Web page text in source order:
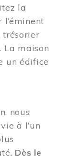
la
trésorier
La maison
un édifice
nous
à l’un
Dès le